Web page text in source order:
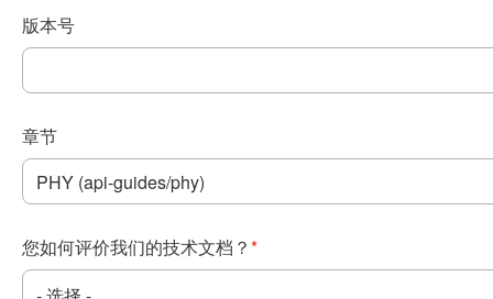
版本号
章节
您如何评价我们的技术文档？ *